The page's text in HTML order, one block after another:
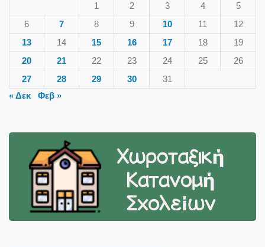
1
2 3 4
5
6
7 8 9 10 11
12
13
14 15 16 17 18
19
20
21 22 23 24 25
26
27
28 29 30
31
« Δεκ
Φεβ »